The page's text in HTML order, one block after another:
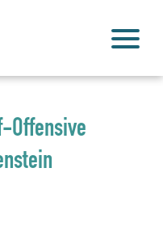
Offensive